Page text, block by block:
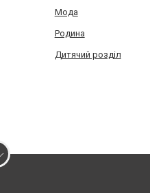
Мода
Родина
Дитячий розділ